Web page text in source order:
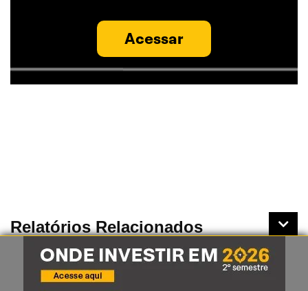
Acessar
Relatórios Relacionados